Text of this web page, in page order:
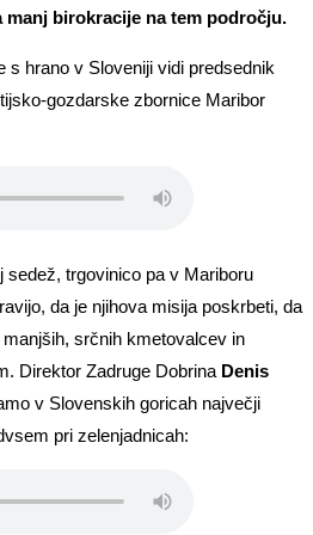
manj birokracije na tem področju.
s hrano v Sloveniji vidi predsednik
gozdarske zbornice Maribor
trgovinico pa v Mariboru
da je njihova misija poskrbeti, da
srčnih kmetovalcev in
Direktor Zadruge Dobrina Denis
v Slovenskih goricah največji
pri zelenjadnicah: